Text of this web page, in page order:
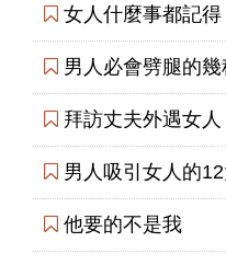
女人什麼事都記得
男人必會劈腿的幾
拜訪丈夫外遇女人
男人吸引女人的
他要的不是我